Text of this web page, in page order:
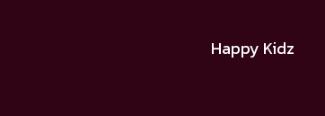
Happy Kidz